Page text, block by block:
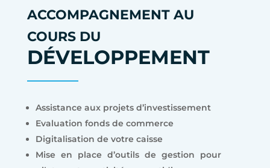
ACCOMPAGNEMENT AU
COURS DU
DÉVELOPPEMENT
Assistance aux projets d’investissement
Evaluation fonds de commerce
Digitalisation de votre caisse
Mise en place d’outils de gestion pour